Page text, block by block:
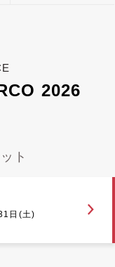
2026
ト
日(土)